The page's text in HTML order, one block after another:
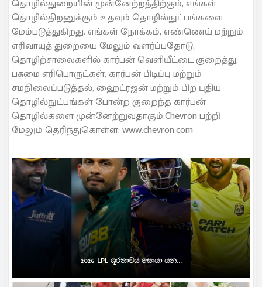
தொழில்துறையின் முன்னேற்றத்திற்கும், எங்கள்
தொழில்திறனுக்கும் உதவும் தொழில்நுட்பங்களை
மேம்படுத்துகிறது. எங்கள் நோக்கம், எண்ணெய் மற்றும்
எரிவாயுத் துறையை மேலும் வளர்ப்பதோடு,
தொழிற்சாலைகளில் கார்பன் வெளியீட்டை குறைத்து,
பசுமை எரிபொருட்கள், கார்பன் பிடிப்பு மற்றும்
சமநிலைப்படுத்தல், ஹைட்ரஜன் மற்றும் பிற புதிய
தொழில்நுட்பங்கள் போன்ற குறைந்த கார்பன்
தொழில்களை முன்னேற்றுவதாகும்.Chevron பற்றி
மேலும் தெரிந்துகொள்ள: www.chevron.com
2026 LPL ශූරතාවය සොයා යන...